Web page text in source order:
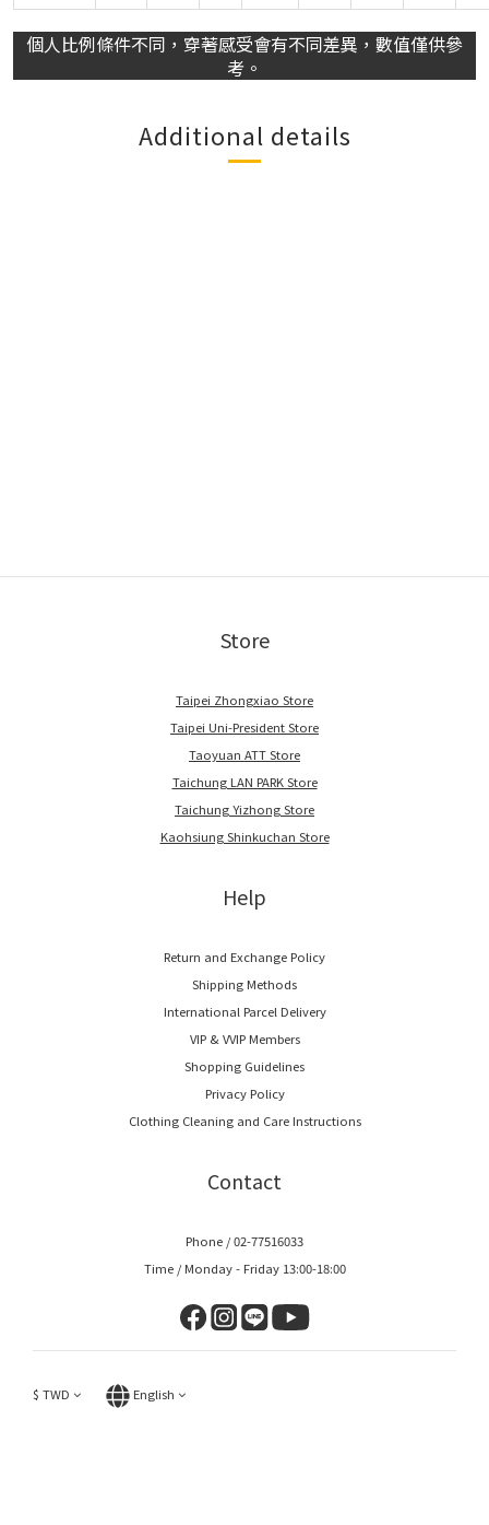
個人比例條件不同，穿著感受會有不同差異，數值僅供參
考。
Additional details
Store
Taipei Zhongxiao Store
Taipei Uni-President Store
Taoyuan ATT Store
Taichung LAN PARK Store
Taichung Yizhong Store
Kaohsiung Shinkuchan Store
Help
Return and Exchange Policy
Shipping Methods
International Parcel Delivery
VIP & VVIP Members
Shopping Guidelines
Privacy Policy
Clothing Cleaning and Care Instructions
Contact
Phone / 02-77516033
Time / Monday - Friday 13:00-18:00
$ TWD English